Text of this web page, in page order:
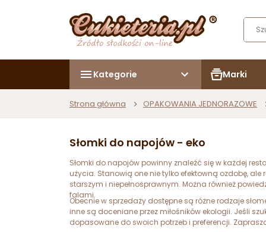
Kategorie Marki
Strona główna OPAKOWANIA JEDNORAZOWE
Słomki do napojów - eko
Słomki do napojów powinny znaleźć się w każdej
użycia. Stanowią one nie tylko efektowną ozdobę,
starszym i niepełnosprawnym. Można również
falami.
Obecnie w sprzedaży dostępne są różne rodzaje
inne są doceniane przez miłośników ekologii. Jeśli
dopasowane do swoich potrzeb i preferencji.